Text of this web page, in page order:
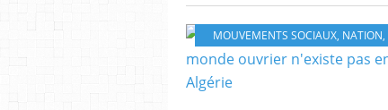
MOUVEMENTS SOCIAUX, NATION,